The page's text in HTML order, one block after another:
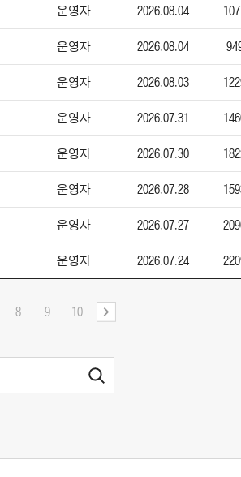
운영자 2026.08.04
운영자 2026.08.04
운영자 2026.08.03
운영자 2026.07.31
운영자 2026.07.30
운영자 2026.07.28
운영자 2026.07.27
운영자 2026.07.24
8 9 10